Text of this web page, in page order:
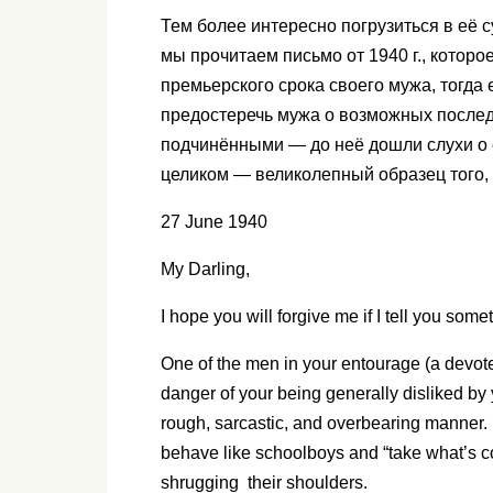
Тем более интересно погрузиться в её
мы прочитаем письмо от 1940 г.,
премьерского срока своего мужа,
предостеречь мужа о возможных
подчинёнными — до неё дошли слухи о
целиком — великолепный образец
27 June 1940
My Darling,
I hope you will forgive me if I tell you
One of the men in your entourage (a
danger of your being generally disliked
rough, sarcastic, and overbearing
behave like schoolboys and “take what’s
shrugging their shoulders.